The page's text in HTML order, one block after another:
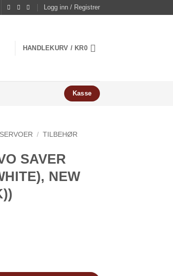
Logg inn / Registrer
HANDLEKURV / KR0
Kasse
SERVOER / TILBEHØR
SAVER
NEW
TYPE(WHITE), NEW TYPE(BLACK)) antall